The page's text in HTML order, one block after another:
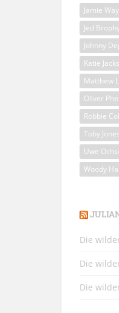
Jamie
Jed
Johnny
Katie
Matthew
Oliver
Robbie
Toby Jones
Uwe
Woody
Die
Die
Die